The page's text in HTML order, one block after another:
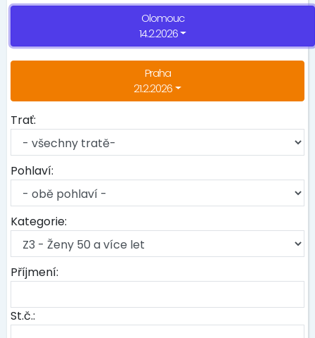
Olomouc
14.2.2026
Praha
21.2.2026
Trať:
Pohlaví:
Kategorie:
Příjmení:
St.č.: